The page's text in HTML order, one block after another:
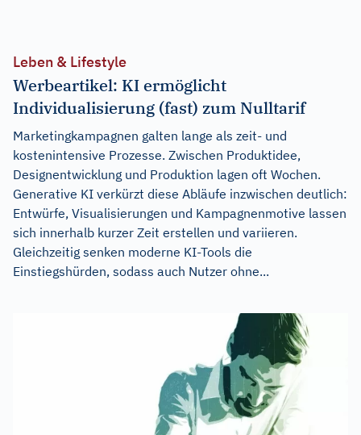
Leben & Lifestyle
Werbeartikel: KI ermöglicht
Individualisierung (fast) zum Nulltarif
Marketingkampagnen galten lange als zeit- und
kostenintensive Prozesse. Zwischen Produktidee,
Designentwicklung und Produktion lagen oft Wochen.
Generative KI verkürzt diese Abläufe inzwischen deutlich:
Entwürfe, Visualisierungen und Kampagnenmotive lassen
sich innerhalb kurzer Zeit erstellen und variieren.
Gleichzeitig senken moderne KI-Tools die
Einstiegshürden, sodass auch Nutzer ohne...